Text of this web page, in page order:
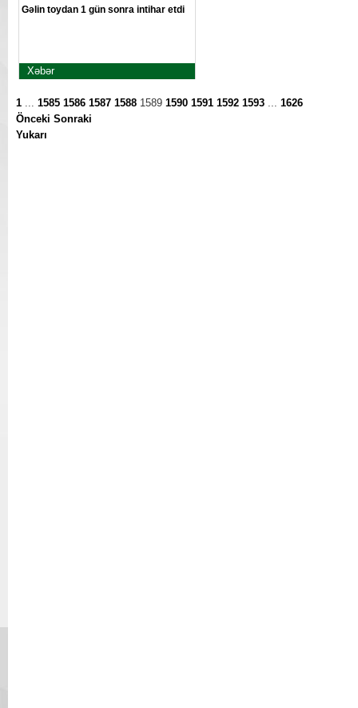
Gəlin toydan 1 gün sonra intihar etdi
Xəbər
1 ... 1585 1586 1587 1588 1589 1590 1591 1592 1593 ... 1626
Önceki Sonraki
Yukarı